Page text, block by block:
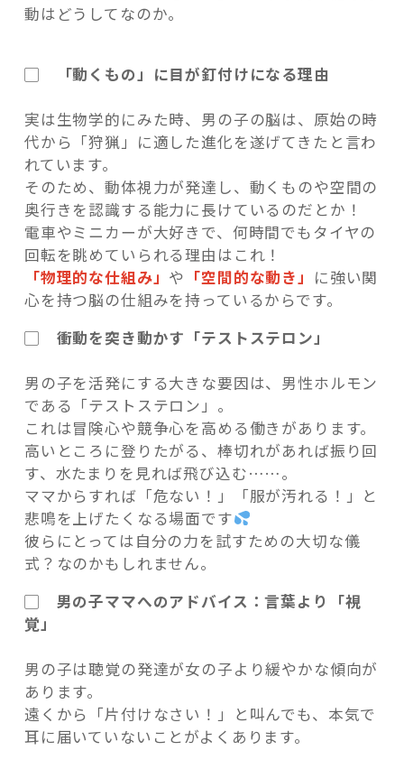
動はどうしてなのか。
▢ 「動くもの」に目が釘付けになる理由
実は生物学的にみた時、男の子の脳は、原始の時
代から「狩猟」に適した進化を遂げてきたと言わ
れています。
そのため、動体視力が発達し、動くものや空間の
奥行きを認識する能力に長けているのだとか！
電車やミニカーが大好きで、何時間でもタイヤの
回転を眺めていられる理由はこれ！
「物理的な仕組み」 や 「空間的な動き」 に強い関
心を持つ脳の仕組みを持っているからです。
▢ 衝動を突き動かす「テストステロン」
男の子を活発にする大きな要因は、男性ホルモン
である「テストステロン」。
これは冒険心や競争心を高める働きがあります。
高いところに登りたがる、棒切れがあれば振り回
す、水たまりを見れば飛び込む……。
ママからすれば「危ない！」「服が汚れる！」と
悲鳴を上げたくなる場面です
彼らにとっては自分の力を試すための大切な儀
式？なのかもしれません。
▢ 男の子ママへのアドバイス：言葉より「視
覚」
男の子は聴覚の発達が女の子より緩やかな傾向が
あります。
遠くから「片付けなさい！」と叫んでも、本気で
耳に届いていないことがよくあります。